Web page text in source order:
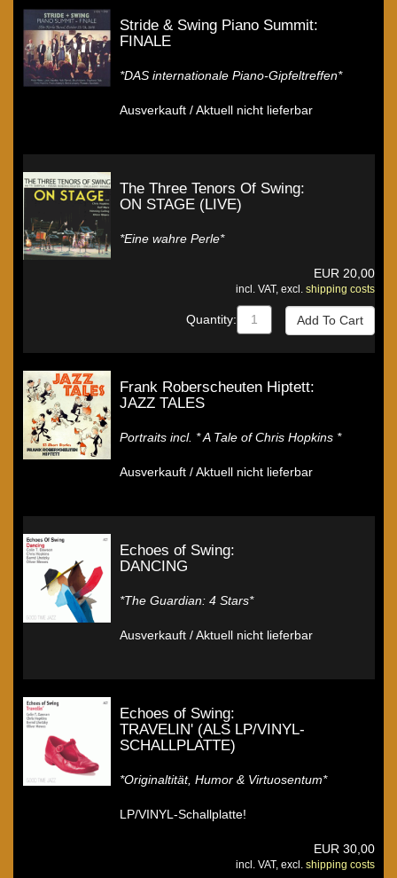
Stride & Swing Piano Summit:
FINALE
*DAS internationale Piano-Gipfeltreffen*
Ausverkauft / Aktuell nicht lieferbar
The Three Tenors Of Swing:
ON STAGE (LIVE)
*Eine wahre Perle*
EUR 20,00
incl. VAT, excl. shipping costs
Quantity:
Frank Roberscheuten Hiptett:
JAZZ TALES
Portraits incl. * A Tale of Chris Hopkins *
Ausverkauft / Aktuell nicht lieferbar
Echoes of Swing:
DANCING
*The Guardian: 4 Stars*
Ausverkauft / Aktuell nicht lieferbar
Echoes of Swing:
TRAVELIN' (ALS LP/VINYL-
SCHALLPLATTE)
*Originaltität, Humor & Virtuosentum*
LP/VINYL-Schallplatte!
EUR 30,00
incl. VAT, excl. shipping costs